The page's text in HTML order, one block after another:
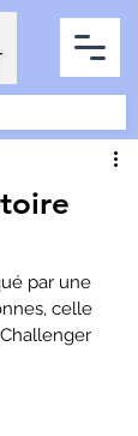
TOUS LES ARTICLES
par une
celle